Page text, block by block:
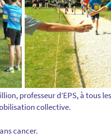
professeur d’EPS, à tous
collective.
cancer.